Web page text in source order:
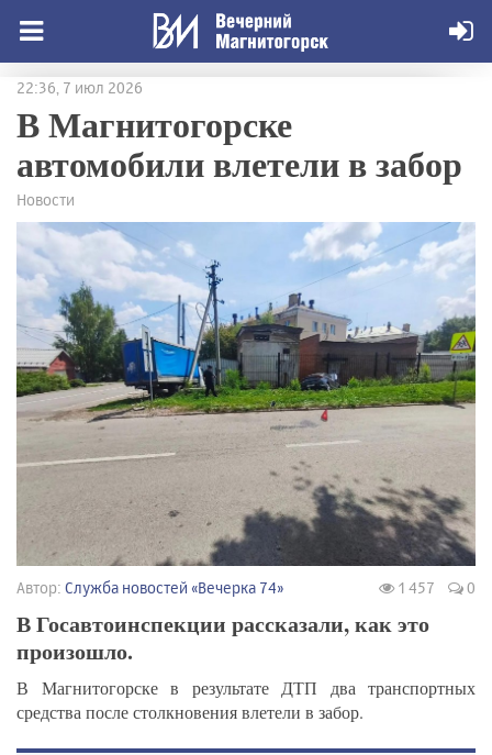
22:36, 7 июл 2026
В Магнитогорске
автомобили влетели в забор
Новости
Автор: Служба новостей «Вечерка 74» 1 457 0
В Госавтоинспекции рассказали, как это
произошло.
В Магнитогорске в результате ДТП два транспортных
средства после столкновения влетели в забор.